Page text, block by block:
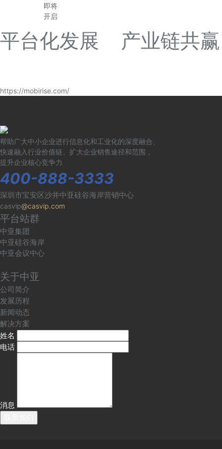
即将
开启
平台化发展 产业链共赢
https://mobirise.com/
帮助广大中小企业进行信息化和工业化的深度融合、
快速融入行业价值链、扩大企业销售途径和范围，
提升企业核心竞争力
400-888-3333
深圳市宝安区沙井中亚硅谷海岸营销中心
casvip@casvip.com
平台站群
中亚集团
中亚硅谷海岸
中亚会议中心
关于中亚
公司简介
发展历程
新闻动态
解决方案
姓名
电话
消息